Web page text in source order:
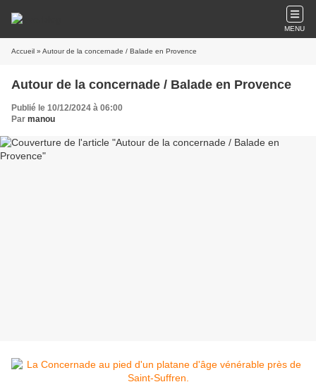
MENU
Accueil » Autour de la concernade / Balade en Provence
Autour de la concernade / Balade en Provence
Publié le 10/12/2024 à 06:00
Par manou